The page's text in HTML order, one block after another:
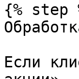
{% step
Если